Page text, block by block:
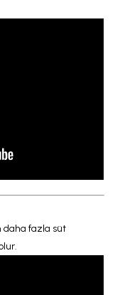
daha fazla süt